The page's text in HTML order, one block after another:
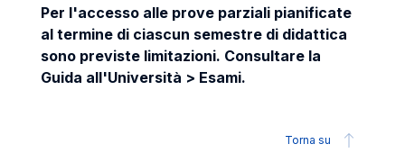
Per l'accesso alle prove parziali pianificate
al termine di ciascun semestre di didattica
sono previste limitazioni. Consultare la
Guida all'Università > Esami.
Torna su